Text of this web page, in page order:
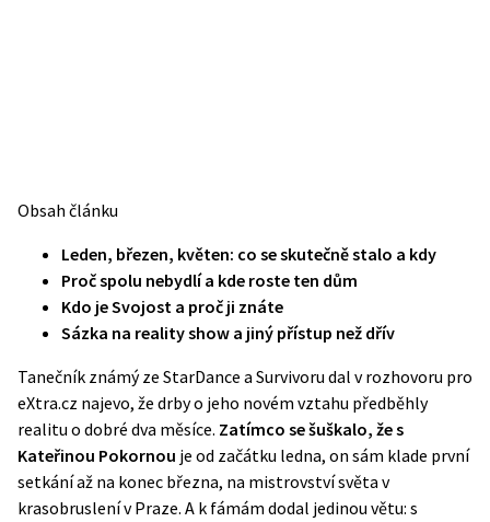
Obsah článku
Leden, březen, květen: co se skutečně stalo a kdy
Proč spolu nebydlí a kde roste ten dům
Kdo je Svojost a proč ji znáte
Sázka na reality show a jiný přístup než dřív
Tanečník známý ze StarDance a Survivoru dal v rozhovoru pro
eXtra.cz najevo, že drby o jeho novém vztahu předběhly
realitu o dobré dva měsíce. Zatímco se šuškalo, že s
Kateřinou Pokornou je od začátku ledna, on sám klade první
setkání až na konec března, na mistrovství světa v
krasobruslení v Praze. A k fámám dodal jedinou větu: s